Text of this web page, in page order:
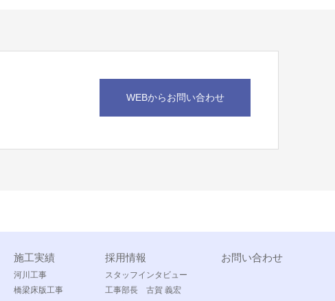
WEBからお問い合わせ
施工実績
河川工事
橋梁床版工事
採用情報
スタッフインタビュー
工事部長 古賀 義宏
お問い合わせ